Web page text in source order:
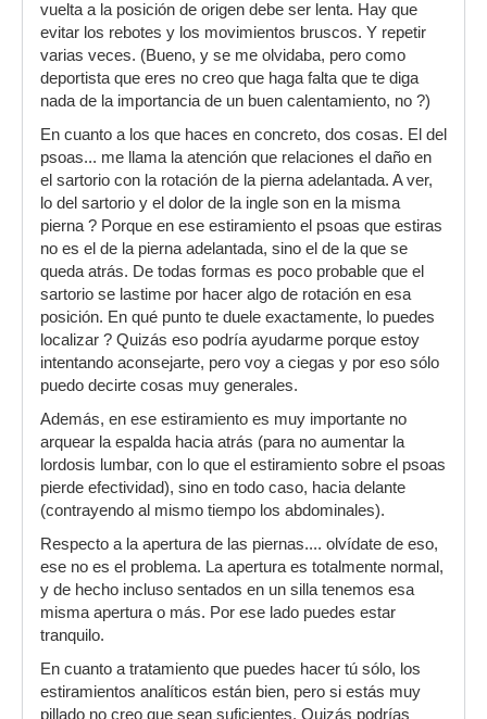
vuelta a la posición de origen debe ser lenta. Hay que
evitar los rebotes y los movimientos bruscos. Y repetir
varias veces. (Bueno, y se me olvidaba, pero como
deportista que eres no creo que haga falta que te diga
nada de la importancia de un buen calentamiento, no ?)
En cuanto a los que haces en concreto, dos cosas. El del
psoas... me llama la atención que relaciones el daño en
el sartorio con la rotación de la pierna adelantada. A ver,
lo del sartorio y el dolor de la ingle son en la misma
pierna ? Porque en ese estiramiento el psoas que estiras
no es el de la pierna adelantada, sino el de la que se
queda atrás. De todas formas es poco probable que el
sartorio se lastime por hacer algo de rotación en esa
posición. En qué punto te duele exactamente, lo puedes
localizar ? Quizás eso podría ayudarme porque estoy
intentando aconsejarte, pero voy a ciegas y por eso sólo
puedo decirte cosas muy generales.
Además, en ese estiramiento es muy importante no
arquear la espalda hacia atrás (para no aumentar la
lordosis lumbar, con lo que el estiramiento sobre el psoas
pierde efectividad), sino en todo caso, hacia delante
(contrayendo al mismo tiempo los abdominales).
Respecto a la apertura de las piernas.... olvídate de eso,
ese no es el problema. La apertura es totalmente normal,
y de hecho incluso sentados en un silla tenemos esa
misma apertura o más. Por ese lado puedes estar
tranquilo.
En cuanto a tratamiento que puedes hacer tú sólo, los
estiramientos analíticos están bien, pero si estás muy
pillado no creo que sean suficientes. Quizás podrías